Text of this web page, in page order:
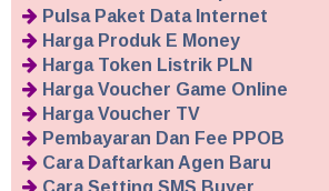
Pulsa Paket Data Internet
Harga Produk E Money
Harga Token Listrik PLN
Harga Voucher Game Online
Harga Voucher TV
Pembayaran Dan Fee PPOB
Cara Daftarkan Agen Baru